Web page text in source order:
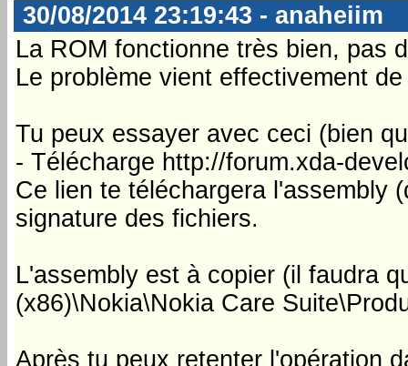
30/08/2014 23:19:43 - anaheiim
La ROM fonctionne très bien, pas
Le problème vient effectivement
Tu peux essayer avec ceci (bien
- Télécharge http://forum.xda-
Ce lien te téléchargera l'assembly
signature des fichiers.
L'assembly est à copier (il faudra
(x86)\Nokia\Nokia Care
Après tu peux retenter l'opération